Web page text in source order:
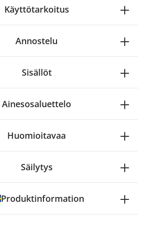
Käyttötarkoitus
Annostelu
Sisällöt
Ainesosaluettelo
Huomioitavaa
Säilytys
Produktinformation